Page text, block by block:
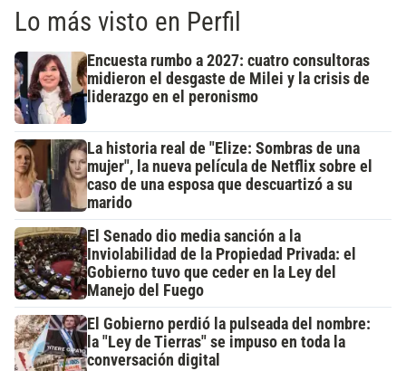
Lo más visto en Perfil
Encuesta rumbo a 2027: cuatro consultoras
midieron el desgaste de Milei y la crisis de
liderazgo en el peronismo
La historia real de "Elize: Sombras de una
mujer", la nueva película de Netflix sobre el
caso de una esposa que descuartizó a su
marido
El Senado dio media sanción a la
Inviolabilidad de la Propiedad Privada: el
Gobierno tuvo que ceder en la Ley del
Manejo del Fuego
El Gobierno perdió la pulseada del nombre:
la "Ley de Tierras" se impuso en toda la
conversación digital